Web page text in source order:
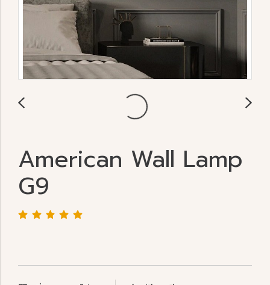
American Wall Lamp
G9